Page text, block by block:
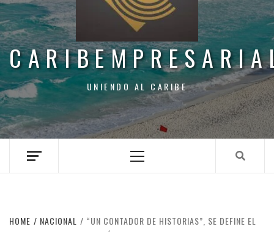
UNIENDO AL CARIBE
Menu
HOME NACIONAL
“UN CONTADOR DE HISTORIAS”, SE DEFINE EL